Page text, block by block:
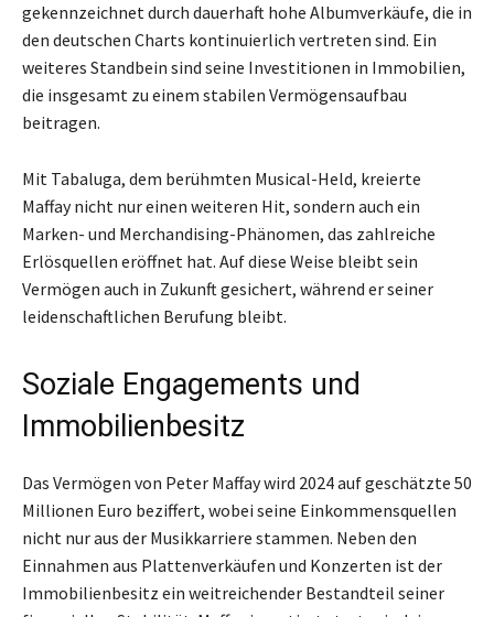
gekennzeichnet durch dauerhaft hohe Albumverkäufe, die in
den deutschen Charts kontinuierlich vertreten sind. Ein
weiteres Standbein sind seine Investitionen in Immobilien,
die insgesamt zu einem stabilen Vermögensaufbau
beitragen.
Mit Tabaluga, dem berühmten Musical-Held, kreierte
Maffay nicht nur einen weiteren Hit, sondern auch ein
Marken- und Merchandising-Phänomen, das zahlreiche
Erlösquellen eröffnet hat. Auf diese Weise bleibt sein
Vermögen auch in Zukunft gesichert, während er seiner
leidenschaftlichen Berufung bleibt.
Soziale Engagements und
Immobilienbesitz
Das Vermögen von Peter Maffay wird 2024 auf geschätzte 50
Millionen Euro beziffert, wobei seine Einkommensquellen
nicht nur aus der Musikkarriere stammen. Neben den
Einnahmen aus Plattenverkäufen und Konzerten ist der
Immobilienbesitz ein weitreichender Bestandteil seiner